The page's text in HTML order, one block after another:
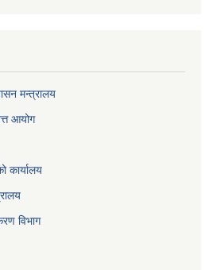
मन्त्रालय
आयोग
कार्यालय
विभाग​